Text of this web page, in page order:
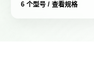
6 个型号 / 查看规格